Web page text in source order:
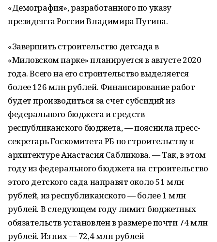
«Демография», разработанного по указу
президента России Владимира Путина.
«Завершить строительство детсада в
«Миловском парке» планируется в августе 2020
года. Всего на его строительство выделяется
более 126 млн рублей. Финансирование работ
будет производиться за счет субсидий из
федерального бюджета и средств
республиканского бюджета, — пояснила пресс-
секретарь Госкомитета РБ по строительству и
архитектуре Анастасия Сабликова. — Так, в этом
году из федерального бюджета на строительство
этого детского сада направят около 51 млн
рублей, из республиканского — более 1 млн
рублей. В следующем году лимит бюджетных
обязательств установлен в размере почти 74 млн
рублей. Из них — 72,4 млн рублей